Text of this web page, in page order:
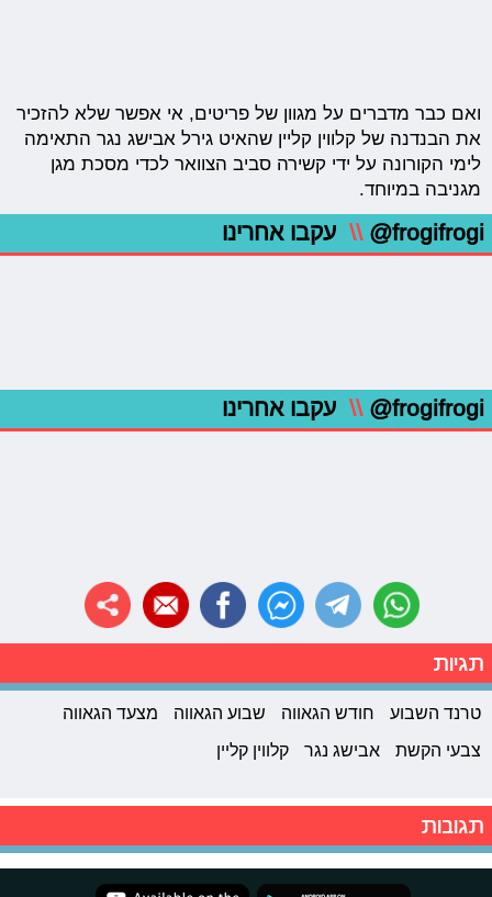
ואם כבר מדברים על מגוון של פריטים, אי אפשר שלא להזכיר
את הבנדנה של קלווין קליין שהאיט גירל אבישג נגר התאימה
לימי הקורונה על ידי קשירה סביב הצוואר לכדי מסכת מגן
מגניבה במיוחד.
@frogifrogi
\\ עקבו אחרינו
@frogifrogi
\\ עקבו אחרינו
תגיות
טרנד השבוע חודש הגאווה שבוע הגאווה
מצעד הגאווה
צבעי הקשת
אבישג נגר קלווין קליין
תגובות